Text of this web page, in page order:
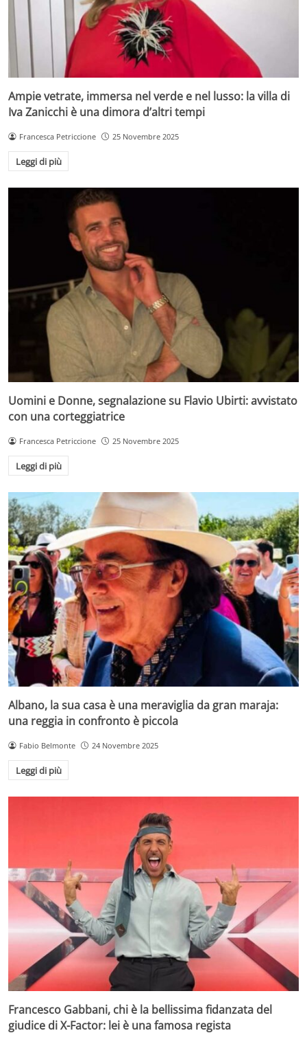
Ampie vetrate, immersa nel verde e nel lusso: la villa di
Iva Zanicchi è una dimora d’altri tempi
Francesca Petriccione 25 Novembre 2025
Leggi di più
Uomini e Donne, segnalazione su Flavio Ubirti: avvistato
con una corteggiatrice
Francesca Petriccione 25 Novembre 2025
Leggi di più
Albano, la sua casa è una meraviglia da gran maraja:
una reggia in confronto è piccola
Fabio Belmonte 24 Novembre 2025
Leggi di più
Francesco Gabbani, chi è la bellissima fidanzata del
giudice di X-Factor: lei è una famosa regista